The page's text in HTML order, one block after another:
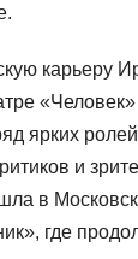
карьеру
ярких
и
в
где